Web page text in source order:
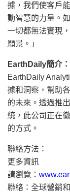
據，我們使客戶
動智慧的力量。
一切都無法實現
願景。」
EarthDaily簡介：
EarthDaily
據和洞察，幫助
的未來。透過推
統，此公司正在
的方式。
聯絡方法：
更多資訊
請瀏覽：
聯絡：全球營銷